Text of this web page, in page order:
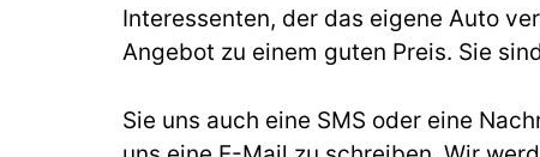
Interessenten, der das eigene Auto
Angebot zu einem guten Preis. Sie
Sie uns auch eine SMS oder eine